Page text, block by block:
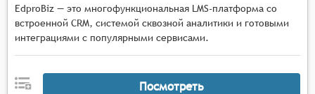
EdproBiz — это многофункциональная LMS-платформа со
встроенной CRM, системой сквозной аналитики и готовыми
интеграциями с популярными сервисами.
Посмотреть